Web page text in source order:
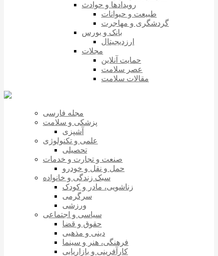
رویدادها و حوادث
طبیعت و حیوانات
گردشگری و مهاجرت
بانک و بورس
ارزدیجیتال
مجلات
حمایت آنلاین
عصر سلامت
مقالات سلامت
مجله فارسی
پزشکی و سلامت
آشپزی
علمی و تکنولوژی
تحصیلی
صنعت و تجارت و خدمات
حمل و نقل و خودرو
سبک زندگی و خانواده
زناشویی، مادر و کودک
سرگرمی
ورزشی
سیاسی و اجتماعی
حقوق و قضا
دینی و مذهبی
فرهنگی، هنر و سینما
کارآفرینی و بازاریابی